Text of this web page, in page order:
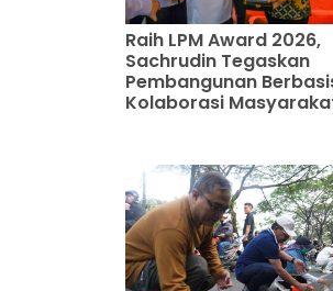
Raih LPM Award 2026,
Sachrudin Tegaskan
Pembangunan
Kolaborasi